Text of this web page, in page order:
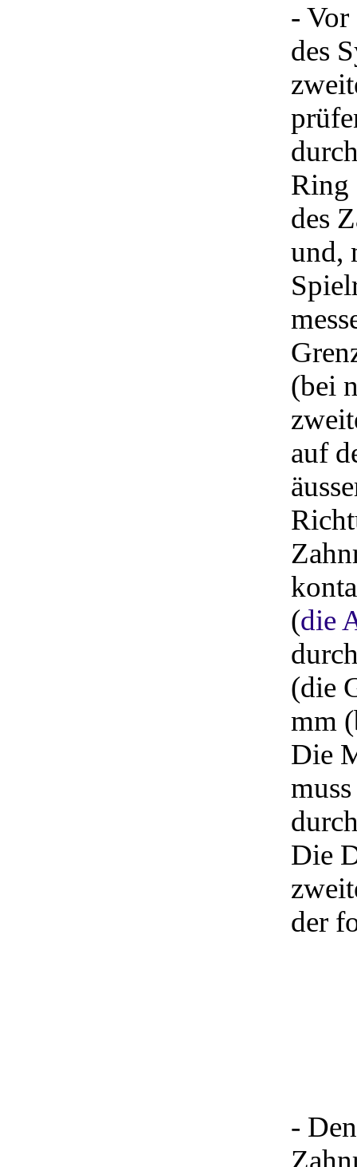
- Vor
des
Ring
des
und,
(bei
auf
(die
(die
mm
Die
Die
der
-